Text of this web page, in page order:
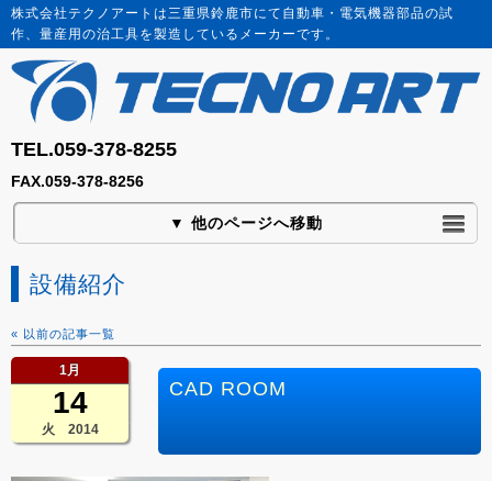
株式会社テクノアートは三重県鈴鹿市にて自動車・電気機器部品の試
作、量産用の治工具を製造しているメーカーです。
TEL.059-378-8255
FAX.059-378-8256
▼ 他のページへ移動
設備紹介
« 以前の記事一覧
1月
14
火 2014
CAD ROOM